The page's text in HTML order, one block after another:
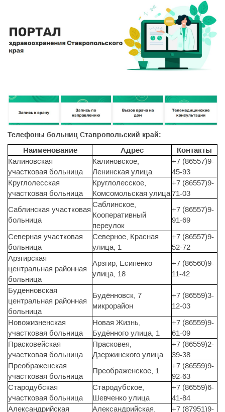
Телефоны больниц Ставропольский край:
Наименование Адрес
Контакты
Калиновская
участковая больница
Калиновское,
Ленинская улица
+7 (86557)9-
45-93
Круглолесская
участковая больница
Круглолесское,
Комсомольская улица
+7 (86557)9-
71-03
Саблинская участковая
больница
Саблинское,
Кооперативный
переулок
+7 (86557)9-
91-69
Северная участковая
больница
Северное, Красная
улица, 1
+7 (86557)9-
52-72
Арзгирская
центральная районная
больница
Арзгир, Есипенко
улица, 18
+7 (86560)9-
11-42
Буденновская
центральная районная
больница
Будённовск, 7
микрорайон
+7 (86559)3-
12-03
Новожизненская
участковая больница
Новая Жизнь,
Будённого улица, 1
+7 (86559)9-
61-09
Прасковейская
участковая больница
Прасковея,
Дзержинского улица
+7 (86559)2-
39-38
Преображенская
участковая больница
Преображенское, 1
+7 (86559)9-
92-63
Стародубская
участковая больница
Стародубское,
Шевченко улица
+7 (86559)6-
41-84
Александрийская
Александрийская,
+7 (87951)9-